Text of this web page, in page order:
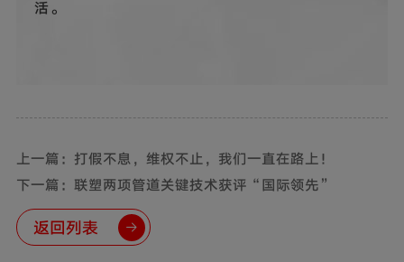
活。
上一篇：打假不息，维权不止，我们一直在路上！
下一篇：联塑两项管道关键技术获评“国际领先”
返回列表